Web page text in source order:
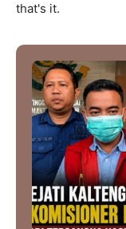
that's it.